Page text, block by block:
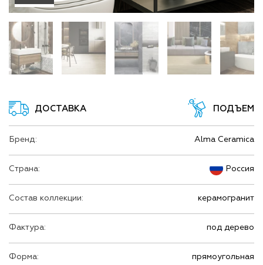
ДОСТАВКА ПОДЪЕМ
Бренд: Alma Ceramica
Страна: Россия
Состав коллекции: керамогранит
Фактура: под дерево
Форма: прямоугольная